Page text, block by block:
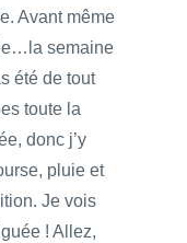
Avant même
semaine
été de tout
toute la
donc j’y
pluie et
Je vois
! Allez,